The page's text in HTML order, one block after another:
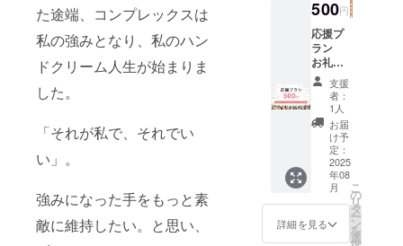
た途端、コンプレックスは
私の強みとなり、私のハン
ドクリーム人生が始まりま
した。
「それが私で、それでい
い」。
強みになった手をもっと素
敵に維持したい。と思い、
500円
応援プ
ラン
お礼の
手紙
（メー
ル）
支援
者：
1人
お届
け予
定：
2025
年08
月
詳細を見る
こ
の
リ
タ
ー
ン
を
選